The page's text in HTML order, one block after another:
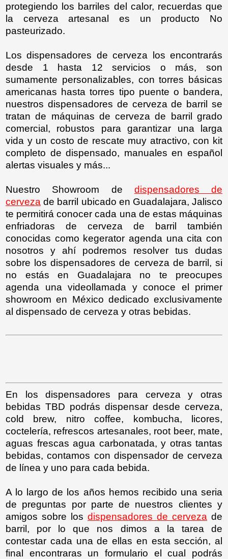
protegiendo los barriles del calor, recuerdas que
la cerveza artesanal es un producto No
pasteurizado.
Los dispensadores de cerveza los encontrarás
desde 1 hasta 12 servicios o más, son
sumamente personalizables, con torres básicas
americanas hasta torres tipo puente o bandera,
nuestros dispensadores de cerveza de barril se
tratan de máquinas de cerveza de barril grado
comercial, robustos para garantizar una larga
vida y un costo de rescate muy atractivo, con kit
completo de dispensado, manuales en español
alertas visuales y más...
Nuestro Showroom de dispensadores de
cerveza de barril ubicado en Guadalajara, Jalisco
te permitirá conocer cada una de estas máquinas
enfriadoras de cerveza de barril también
conocidas como kegerator agenda una cita con
nosotros y ahí podremos resolver tus dudas
sobre los dispensadores de cerveza de barril, si
no estás en Guadalajara no te preocupes
agenda una videollamada y conoce el primer
showroom en México dedicado exclusivamente
al dispensado de cerveza y otras bebidas.
En los dispensadores para cerveza y otras
bebidas TBD podrás dispensar desde cerveza,
cold brew, nitro coffee, kombucha, licores,
coctelería, refrescos artesanales, root beer, mate,
aguas frescas agua carbonatada, y otras tantas
bebidas, contamos con dispensador de cerveza
de línea y uno para cada bebida.
A lo largo de los años hemos recibido una seria
de preguntas por parte de nuestros clientes y
amigos sobre los dispensadores de cerveza de
barril, por lo que nos dimos a la tarea de
contestar cada una de ellas en esta sección, al
final encontraras un formulario el cual podrás